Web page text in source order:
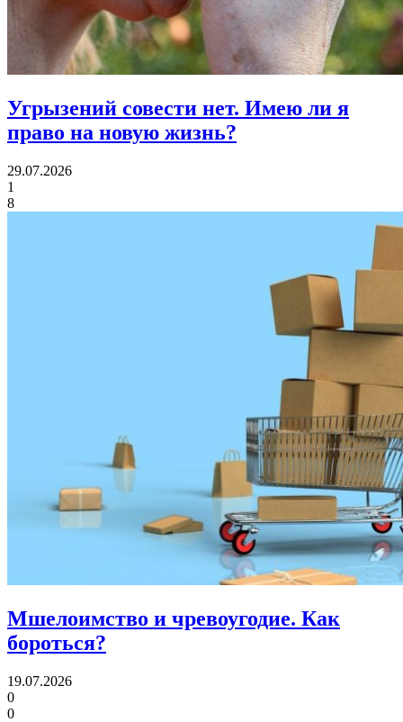
Угрызений совести нет. Имею ли я
право на новую жизнь?
29.07.2026
1
8
Мшелоимство и чревоугодие. Как
бороться?
19.07.2026
0
0